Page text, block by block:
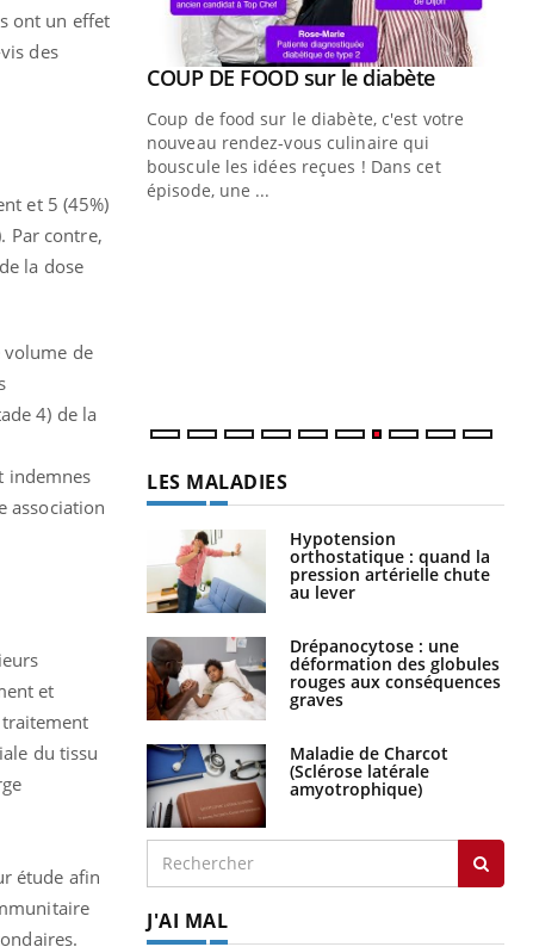
ont un effet
des
et 5 (45%)
Par contre,
la dose
volume de
4) de la
indemnes
association
et
du tissu
étude afin
Youtube
cet
Youtube
Quand l’entreprise mise sur le bien
"Les rendez-vous de la santé et de la
qualité de vie au travail" de Pourquoi
Docteur reçoivent Régis Blugeon, DRH et
LES MALADIES
Hypotension
orthostatique : quand la
pression artérielle chute
au lever
Drépanocytose : une
déformation des globules
rouges aux conséquences
graves
Maladie de Charcot
(Sclérose latérale
amyotrophique)
J'AI MAL